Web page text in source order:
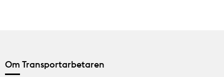
Om Transportarbetaren